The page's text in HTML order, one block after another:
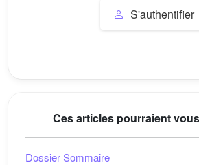
S'authentifier
Ces articles pourraient
Dossier Sommaire